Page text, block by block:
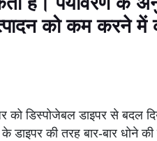
को कम करने में
डिस्पोजेबल डाइपर से बदल
की तरह बार-बार धोने